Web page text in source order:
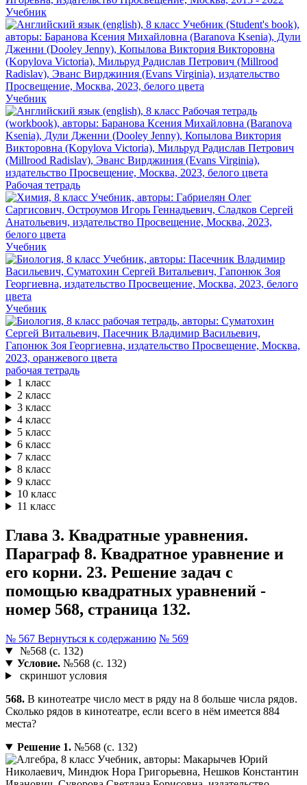
Учебник
Учебник
Рабочая тетрадь
Учебник
Учебник
рабочая тетрадь
1 класс
2 класс
3 класс
4 класс
5 класс
6 класс
7 класс
8 класс
9 класс
10 класс
11 класс
Глава 3. Квадратные уравнения.
Параграф 8. Квадратное уравнение и
его корни. 23. Решение задач с
помощью квадратных уравнений -
номер 568, страница 132.
№ 567 Вернуться к содержанию № 569
№568 (с. 132)
Условие.№568 (с. 132)
скриншот условия
568. В кинотеатре число мест в ряду на 8 больше числа рядов.
Сколько рядов в кинотеатре, если всего в нём имеется 884
места?
Решение 1.№568 (с. 132)